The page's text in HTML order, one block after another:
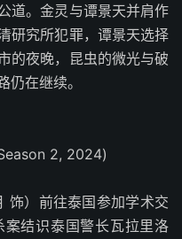
道。金灵与谭景天并肩作
研究所犯罪，谭景天选择
的夜晚，昆虫的微光与破
在继续。
2, 2024)
饰）前往泰国参加学术交
结识泰国警长瓦拉里洛